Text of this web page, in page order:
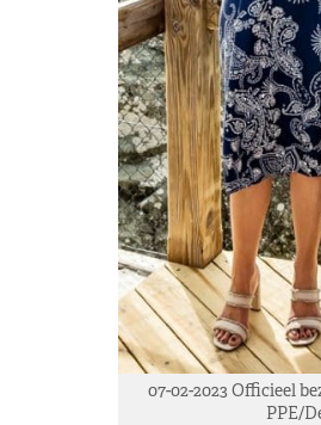
07-02-2023 Officieel
PPE/